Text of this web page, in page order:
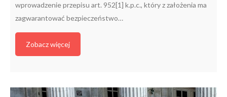
wprowadzenie przepisu art. 952[1] k.p.c., który z założenia ma
zagwarantować bezpieczeństwo…
Zobacz więcej